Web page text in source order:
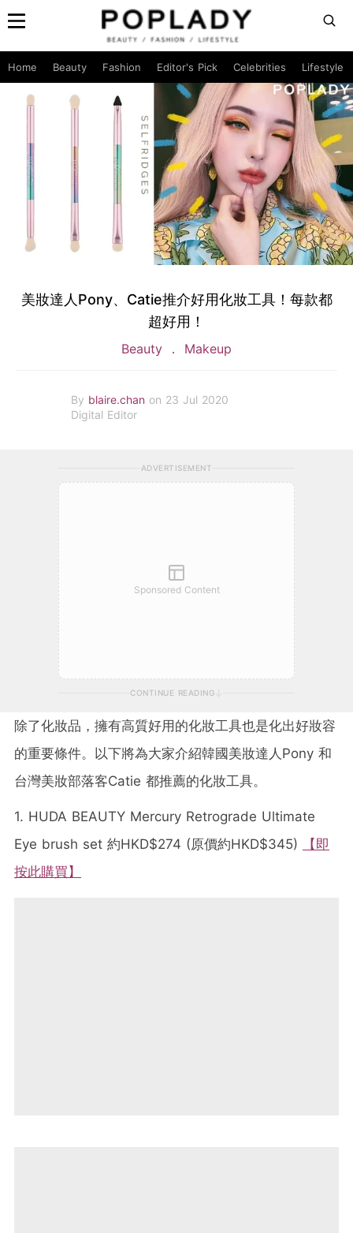
Home Beauty Fashion Editor's Pick Celebrities Lifestyle
美妝達人Pony、Catie推介好用化妝工具！每款都
超好用！
Beauty Makeup
By blaire.chan on 23 Jul 2020
Digital Editor
ADVERTISEMENT
Sponsored Content
CONTINUE READING
除了化妝品，擁有高質好用的化妝工具也是化出好妝容
的重要條件。以下將為大家介紹韓國美妝達人Pony 和
台灣美妝部落客Catie 都推薦的化妝工具。
1. HUDA BEAUTY Mercury Retrograde Ultimate
Eye brush set 約HKD$274 (原價約HKD$345)
【即
按此購買】